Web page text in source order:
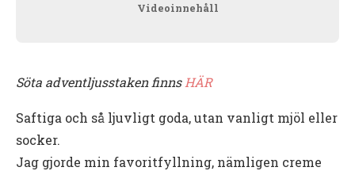
Videoinnehåll
Söta adventljusstaken finns HÄR
Saftiga och så ljuvligt goda, utan vanligt mjöl eller
socker.
Jag gjorde min favoritfyllning, nämligen creme